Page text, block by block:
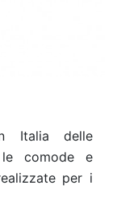
Italia delle
comode e
per i